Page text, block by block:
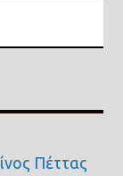
Πέττας